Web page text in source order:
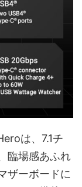
は、7.1チ
臨場感あふれ
ザーボードに